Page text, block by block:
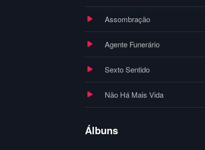
Assombração
Agente Funerário
Sexto Sentido
Não Há Mais Vida
Álbuns